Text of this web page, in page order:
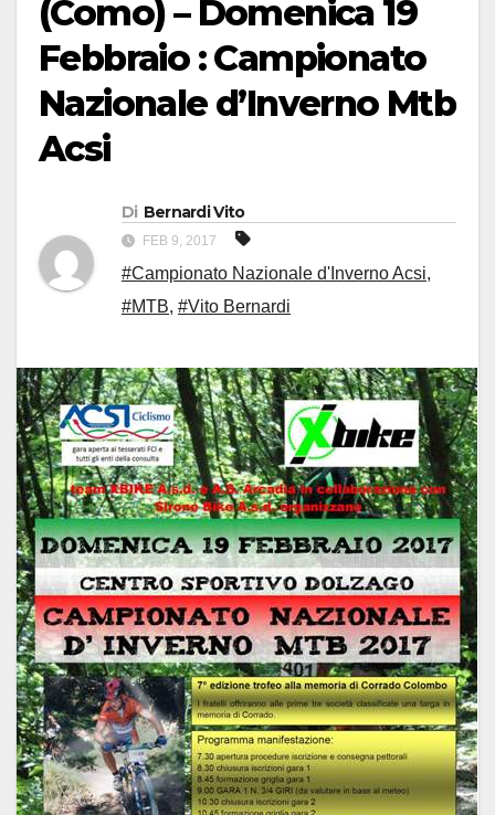
(Como) – Domenica 19
Febbraio : Campionato
Nazionale d’Inverno Mtb
Acsi
Di Bernardi Vito
FEB 9, 2017
#Campionato Nazionale d'Inverno Acsi,
#MTB, #Vito Bernardi